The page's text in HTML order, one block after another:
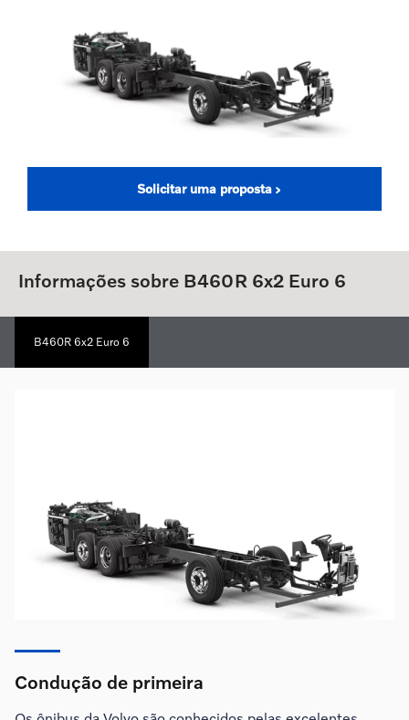
Solicitar uma proposta
Informações sobre B460R 6x2 Euro 6
B460R 6x2 Euro 6
Condução de primeira